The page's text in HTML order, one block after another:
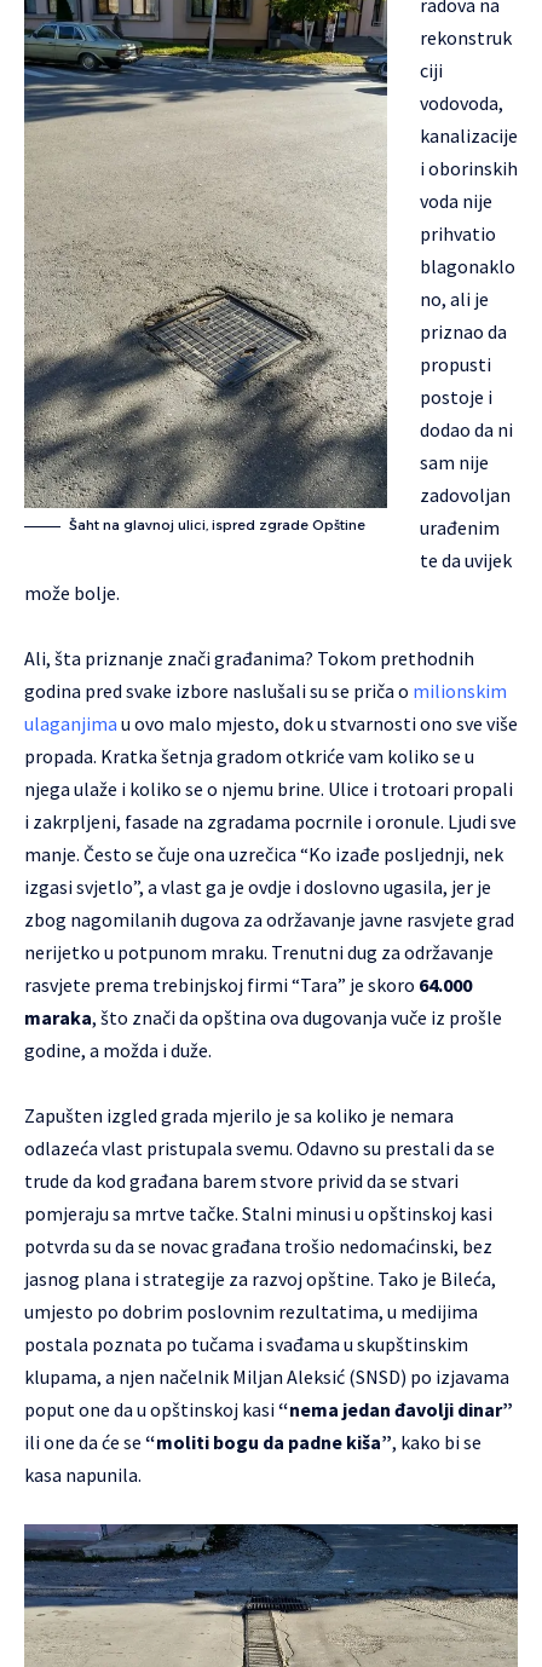
Šaht na glavnoj ulici, ispred zgrade Opštine
rekonstruk
ciji
vodovoda,
kanalizacije
i oborinskih
voda nije
prihvatio
blagonaklo
no, ali je
priznao da
propusti
postoje i
dodao da ni
sam nije
zadovoljan
urađenim
te da uvijek
može bolje.
Ali, šta priznanje znači građanima? Tokom prethodnih
godina pred svake izbore naslušali su se priča o milionskim
ulaganjima u ovo malo mjesto, dok u stvarnosti ono sve više
propada. Kratka šetnja gradom otkriće vam koliko se u
njega ulaže i koliko se o njemu brine. Ulice i trotoari propali
i zakrpljeni, fasade na zgradama pocrnile i oronule. Ljudi sve
manje. Često se čuje ona uzrečica “Ko izađe posljednji, nek
izgasi svjetlo”, a vlast ga je ovdje i doslovno ugasila, jer je
zbog nagomilanih dugova za održavanje javne rasvjete grad
nerijetko u potpunom mraku. Trenutni dug za održavanje
rasvjete prema trebinjskoj firmi “Tara” je skoro 64.000
maraka, što znači da opština ova dugovanja vuče iz prošle
godine, a možda i duže.
Zapušten izgled grada mjerilo je sa koliko je nemara
odlazeća vlast pristupala svemu. Odavno su prestali da se
trude da kod građana barem stvore privid da se stvari
pomjeraju sa mrtve tačke. Stalni minusi u opštinskoj kasi
potvrda su da se novac građana trošio nedomaćinski, bez
jasnog plana i strategije za razvoj opštine. Tako je Bileća,
umjesto po dobrim poslovnim rezultatima, u medijima
postala poznata po tučama i svađama u skupštinskim
klupama, a njen načelnik Miljan Aleksić (SNSD) po izjavama
poput one da u opštinskoj kasi“nema jedan đavolji dinar”
ili one da će se “moliti bogu da padne kiša”, kako bi se
kasa napunila.